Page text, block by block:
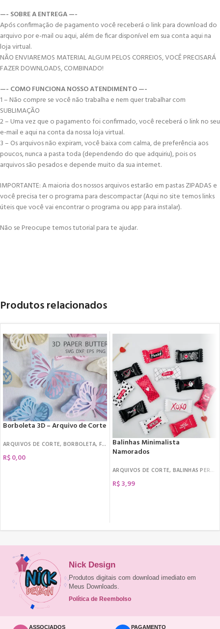
—- SOBRE A ENTREGA —-
Após confirmação de pagamento você receberá o link para download do
arquivo por e-mail ou aqui, além de ficar disponível em sua conta aqui na
loja virtual.
NÃO ENVIAREMOS MATERIAL ALGUM PELOS CORREIOS, VOCÊ PRECISARÁ
FAZER DOWNLOADS, COMBINADO!
—- COMO FUNCIONA NOSSO ATENDIMENTO —-
1 – Não compre se você não trabalha e nem quer trabalhar com
SUBLIMAÇÃO
2 – Uma vez que o pagamento foi confirmado, você receberá o link no seu
e-mail e aqui na conta da nossa loja virtual.
3 – Os arquivos não expiram, você baixa com calma, de preferência aos
poucos, nunca a pasta toda (dependendo do que adquiriu), pois os
arquivos são pesados e depende muito da sua internet.
IMPORTANTE: A maioria dos nossos arquivos estarão em pastas ZIPADAS e
você precisa ter o programa para descompactar (Aqui no site temos links
úteis que você vai encontrar o programa ou app para instalar).
Não se Preocupe temos tutorial para te ajudar.
Produtos relacionados
Borboleta 3D – Arquivo de Corte
ARQUIVOS DE CORTE, BORBOLETA, FREEBIES
R$0,00
Balinhas Minimalista
Namorados
ARQUIVOS DE CORTE, BALINHAS PERSONALIZADAS
R$3,99
Nick Design
Produtos digitais com download imediato em
Meus Downloads.
Política de Reembolso
ASSOCIADOS PAGAMENTO